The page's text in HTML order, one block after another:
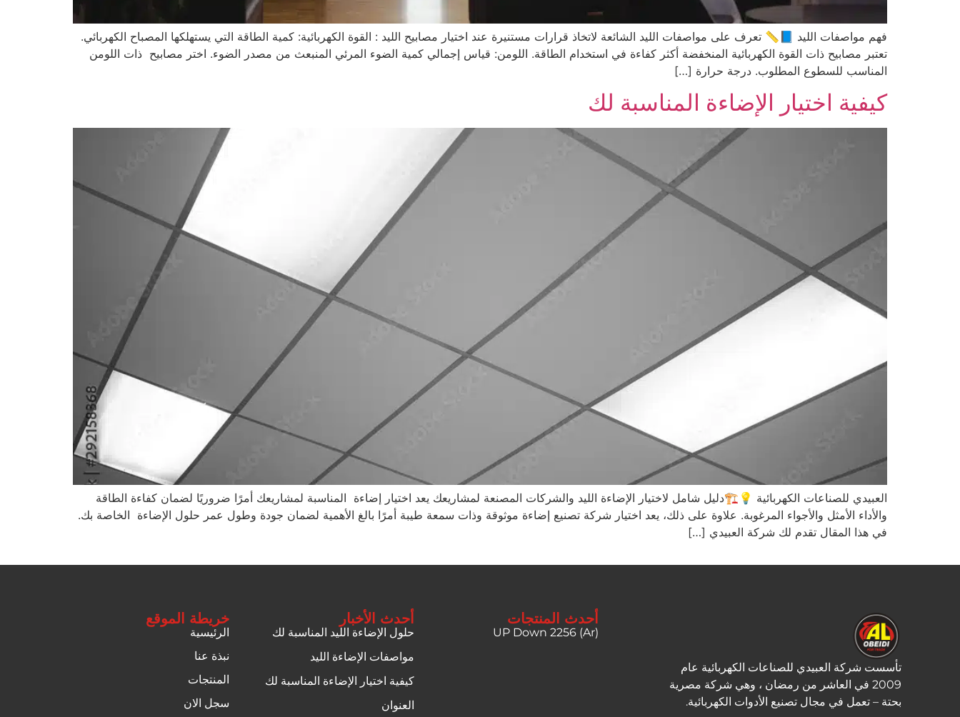
فهم مواصفات الليد 📘📏 تعرف على مواصفات الليد الشائعة لاتخاذ قرارات مستنيرة عند اختيار مصابيح الليد : القوة الكهربائية: كمية الطاقة التي يستهلكها المصباح الكهربائي.
تعتبر مصابيح ذات القوة الكهربائية المنخفضة أكثر كفاءة في استخدام الطاقة. اللومن: قياس إجمالي كمية الضوء المرئي المنبعث من مصدر الضوء. اختر مصابيح ذات اللومن
المناسب للسطوع المطلوب. درجة حرارة […]
كيفية اختيار الإضاءة المناسبة لك
العبيدي للصناعات الكهربائية 💡🏗️دليل شامل لاختيار الإضاءة الليد والشركات المصنعة لمشاريعك يعد اختيار إضاءة المناسبة لمشاريعك أمرًا ضروريًا لضمان كفاءة الطاقة
والأداء الأمثل والأجواء المرغوبة. علاوة على ذلك، يعد اختيار شركة تصنيع إضاءة موثوقة وذات سمعة طيبة أمرًا بالغ الأهمية لضمان جودة وطول عمر حلول الإضاءة الخاصة بك.
في هذا المقال تقدم لك شركة العبيدي […]
تأسست شركة العبيدي للصناعات الكهربائية عام
2009 في العاشر من رمضان ، وهي شركة مصرية
بحتة – تعمل في مجال تصنيع الأدوات الكهربائية.
أحدث المنتجات
UP Down 2256 (Ar)
أحدث الأخبار
حلول الإضاءة الليد المناسبة لك
مواصفات الإضاءة الليد
كيفية اختيار الإضاءة المناسبة لك
العنوان
خريطة الموقع
الرئيسية
نبذة عنا
المنتجات
سجل الان